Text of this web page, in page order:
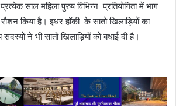
साल महिला पुरुष विभिन्न प्रतियोगिता में भाग
किया है। इधर हॉकी के सातो खिलाड़ियों का
ने भी सातों खिलाड़ियों को बधाई दी है।